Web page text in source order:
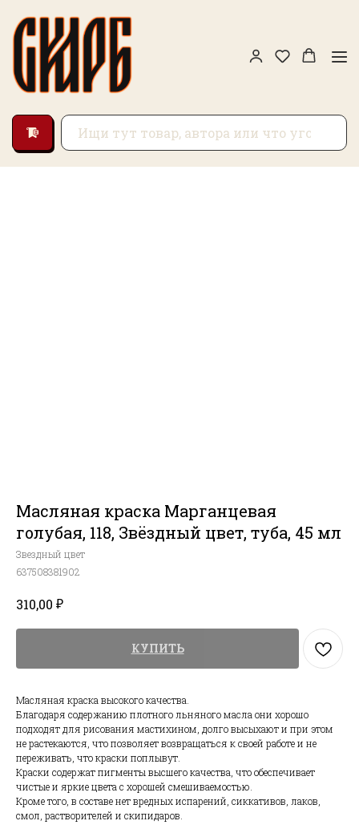
Масляная краска Марганцевая
голубая, 118, Звёздный цвет, туба, 45 мл
Звездный цвет
637508381902
310,00 ₽
КУПИТЬ
Масляная краска высокого качества.
Благодаря содержанию плотного льняного масла они хорошо
подходят для рисования мастихином, долго высыхают и при этом
не растекаются, что позволяет возвращаться к своей работе и не
переживать, что краски поплывут.
Краски содержат пигменты высшего качества, что обеспечивает
чистые и яркие цвета с хорошей смешиваемостью.
Кроме того, в составе нет вредных испарений, сиккативов, лаков,
смол, растворителей и скипидаров.